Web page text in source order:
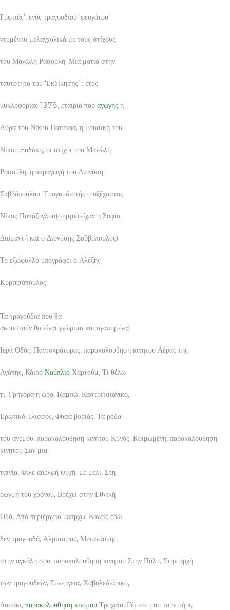
Γυφτιάς’, ενός τραγουδιού ‘φευγάτου’
ντυμένου μελαγχολικά με τους στίχους
του Μανώλη Ρασούλη. Μια ματιά στην
ταυτότητα του ‘Εκδίκησης’ : έτος
κυκλοφορίας 1978, εταιρία παρ αγωγής η
Λύρα του Νίκου Πατσιφά, η μουσική του
Νίκου Ξυδάκη, οι στίχοι του Μανώλη
Ρασούλη, η παραγωγή του Διονύση
Σαββόπουλου. Τραγουδιστής ο αξέχαστος
Νίκος Παπάζογλου(συμμετείχαν η Σοφία
Διαμαντή και ο Διονύσης Σαββόπουλος).
Το εξώφυλλο υπογράφει ο Αλέξης
Κυριτσόπουλος.
Τα τραγούδια που θα
ακουστούν θα είναι γνώριμα και αγαπημένα:
Ιερά Οδός, Παντοκράτορας, παρακολουθηση κινητου Αέρας της
Αγάπης, Κάιρο Ναύπλιο Χαρτούμ, Τι θέλω
τι, Γρήγορα η ώρα, Ιζαμπώ, Καστριτσιάνικο,
Ερωτικό, Ιλισσός, Φυσά βοριάς, Τα ρόδα
του ανέμου, παρακολουθηση κινητου Κυνός, Κοιμωμένη, παρακολουθηση
κινητου Σαν μια
ταινία, Φίλε αδελφή ψυχή, με μέλι, Στη
ρωγμή του χρόνου, Βρέχει στην Εθνική
Οδό, Από περιέργεια υπάρχω, Κανείς εδώ
δεν τραγουδά, Αλμπατρος, Μετανάστης
στην αγκάλη σου, παρακολουθηση κινητου Στην Πόλυ, Στην αρχή
των τραγουδιών, Συνεργεία, Χαβαλεδιάρικο,
Δασάκι, παρακολουθηση κινητου Τροχαίο, Γέμισε μου το ποτήρι,